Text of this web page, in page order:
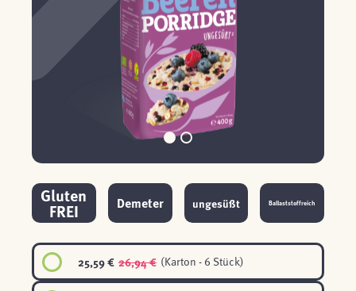
Gluten
FREI Demeter ungesüßt Ballaststoffreich
25,59 € 26,94 € (Karton - 6 Stück)